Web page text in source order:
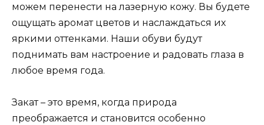
можем перенести на лазерную кожу. Вы будете
ощущать аромат цветов и наслаждаться их
яркими оттенками. Наши обуви будут
поднимать вам настроение и радовать глаза в
любое время года.
Закат – это время, когда природа
преображается и становится особенно